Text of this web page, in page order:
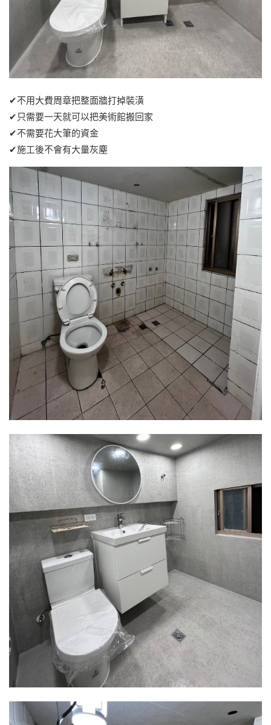
✔不用大費周章把整面牆打掉裝潢
✔只需要一天就可以把美術館搬回家
✔不需要花大筆的資金
✔施工後不會有大量灰塵